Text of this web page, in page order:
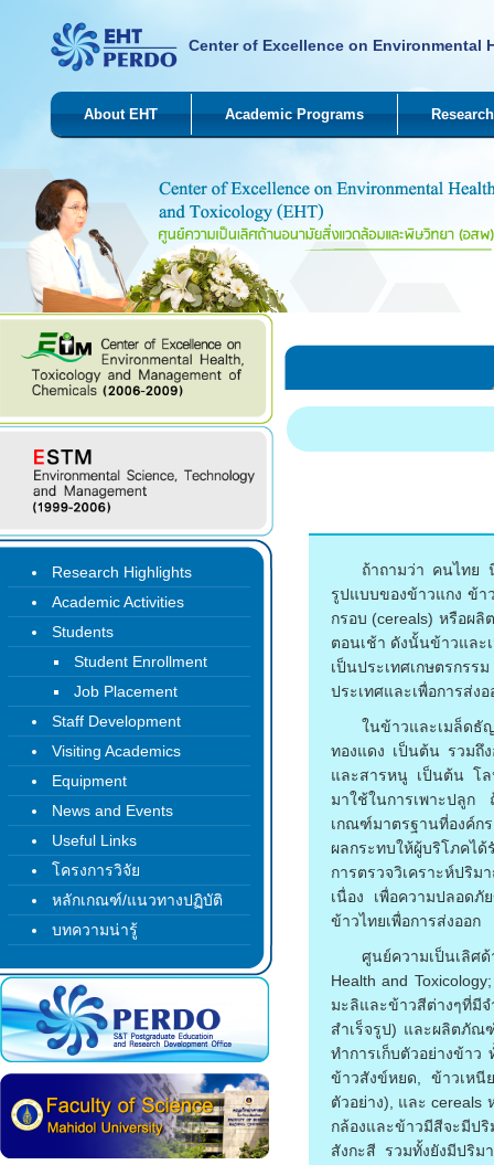
Center of Excellence on Environmental
About EHT Academic Programs Research
ถ้าถามว่า คนไทย
รูปแบบของข้าวแกง ข้า
กรอบ (cereals) หรือผ
ตอนเช้า ดังนั้นข้าวและ
เป็นประเทศเกษตรกร
ประเทศและเพื่อการส่ง
ในข้าวและเมล็ด
ทองแดง เป็นต้น รวมถึ
และสารหนู เป็นต้น โล
มาใช้ในการเพาะปลูก
เกณฑ์มาตรฐานที่องค์ก
ผลกระทบให้ผู้บริโภคไ
การตรวจวิเคราะห์ปริ
เนื่อง เพื่อความปลอดภั
ข้าวไทยเพื่อการส่งออก
ศูนย์ความเป็นเลิศ
Health and
มะลิและข้าวสีต่างๆที่
สำเร็จรูป) และผลิตภัณ
ทำการเก็บตัวอย่างข้า
ข้าวสังข์หยด, ข้าวเหนี
ตัวอย่าง), และ cereals
กล้องและข้าวมีสีจะมี
สังกะสี รวมทั้งยังมีปริ
Research Highlights
Academic Activities
Students
Student Enrollment
Job Placement
Staff Development
Visiting Academics
Equipment
News and Events
Useful Links
โครงการวิจัย
หลักเกณฑ์/แนวทางปฏิบัติ
บทความน่ารู้